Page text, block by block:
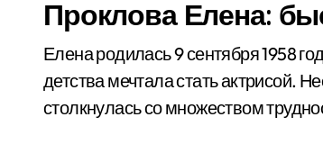
Проклова Елена:
Елена родилась 9 сентября 1958
детства мечтала стать актрисой.
столкнулась со множеством